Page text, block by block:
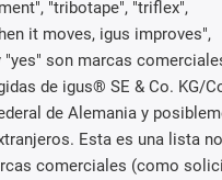
"tribotape", "triflex",
it moves, igus improves",
"yes" son marcas
de igus® SE & Co. KG/
de Alemania y
Esta es una lista no
comerciales (como